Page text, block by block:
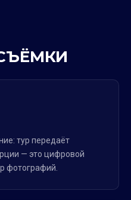
тур передаёт
— это цифровой
фотографий.